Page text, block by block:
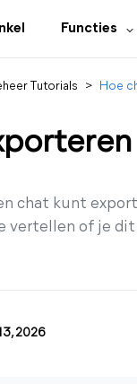
Functies
Tutorials > Hoe
chat kunt
vertellen of je
2026